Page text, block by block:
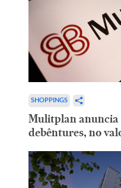
SHOPPINGS
Mulitplan anuncia
debêntures, no